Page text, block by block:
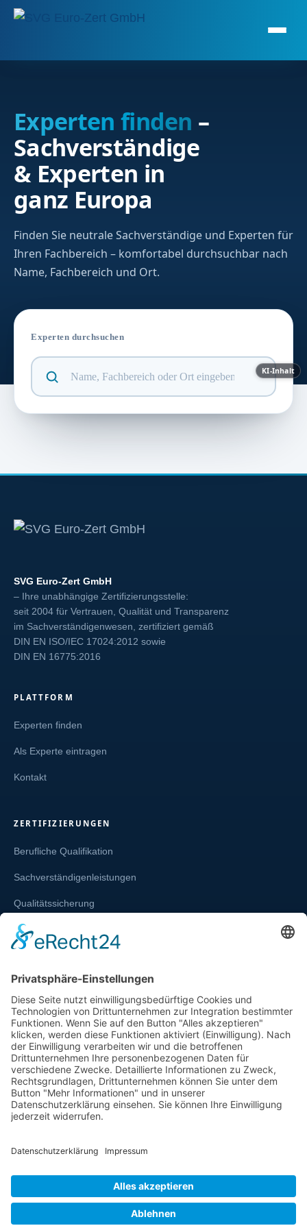
Experten finden –
Sachverständige
& Experten in
ganz Europa
Finden Sie neutrale Sachverständige und Experten für
Ihren Fachbereich – komfortabel durchsuchbar nach
Name, Fachbereich und Ort.
KI-Inhalt
Experten durchsuchen
SVG Euro-Zert GmbH
– Ihre unabhängige Zertifizierungsstelle:
seit 2004 für Vertrauen, Qualität und Transparenz
im Sachverständigenwesen, zertifiziert gemäß
DIN EN ISO/IEC 17024:2012 sowie
DIN EN 16775:2016
PLATTFORM
Experten finden
Als Experte eintragen
Kontakt
ZERTIFIZIERUNGEN
Berufliche Qualifikation
Sachverständigenleistungen
Qualitätssicherung
Weiterbildung und Schulung
SERVICE & RECHT
Infos zur Unparteilichkeit
Kontakt
Beschwerdestelle
Impressum